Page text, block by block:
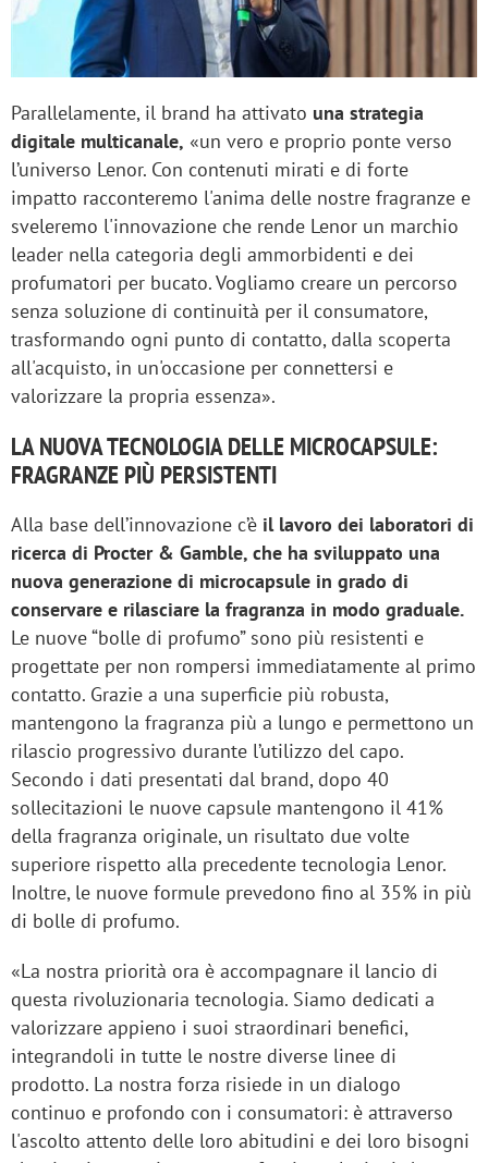
Parallelamente, il brand ha attivato una strategia
digitale multicanale, «un vero e proprio ponte verso
l’universo Lenor. Con contenuti mirati e di forte
impatto racconteremo l'anima delle nostre fragranze e
sveleremo l'innovazione che rende Lenor un marchio
leader nella categoria degli ammorbidenti e dei
profumatori per bucato. Vogliamo creare un percorso
senza soluzione di continuità per il consumatore,
trasformando ogni punto di contatto, dalla scoperta
all'acquisto, in un'occasione per connettersi e
valorizzare la propria essenza».
LA NUOVA TECNOLOGIA DELLE MICROCAPSULE:
FRAGRANZE PIÙ PERSISTENTI
Alla base dell’innovazione c’è il lavoro dei laboratori di
ricerca di Procter & Gamble, che ha sviluppato una
nuova generazione di microcapsule in grado di
conservare e rilasciare la fragranza in modo graduale.
Le nuove “bolle di profumo” sono più resistenti e
progettate per non rompersi immediatamente al primo
contatto. Grazie a una superficie più robusta,
mantengono la fragranza più a lungo e permettono un
rilascio progressivo durante l’utilizzo del capo.
Secondo i dati presentati dal brand, dopo 40
sollecitazioni le nuove capsule mantengono il 41%
della fragranza originale, un risultato due volte
superiore rispetto alla precedente tecnologia Lenor.
Inoltre, le nuove formule prevedono fino al 35% in più
di bolle di profumo.
«La nostra priorità ora è accompagnare il lancio di
questa rivoluzionaria tecnologia. Siamo dedicati a
valorizzare appieno i suoi straordinari benefici,
integrandoli in tutte le nostre diverse linee di
prodotto. La nostra forza risiede in un dialogo
continuo e profondo con i consumatori: è attraverso
l'ascolto attento delle loro abitudini e dei loro bisogni